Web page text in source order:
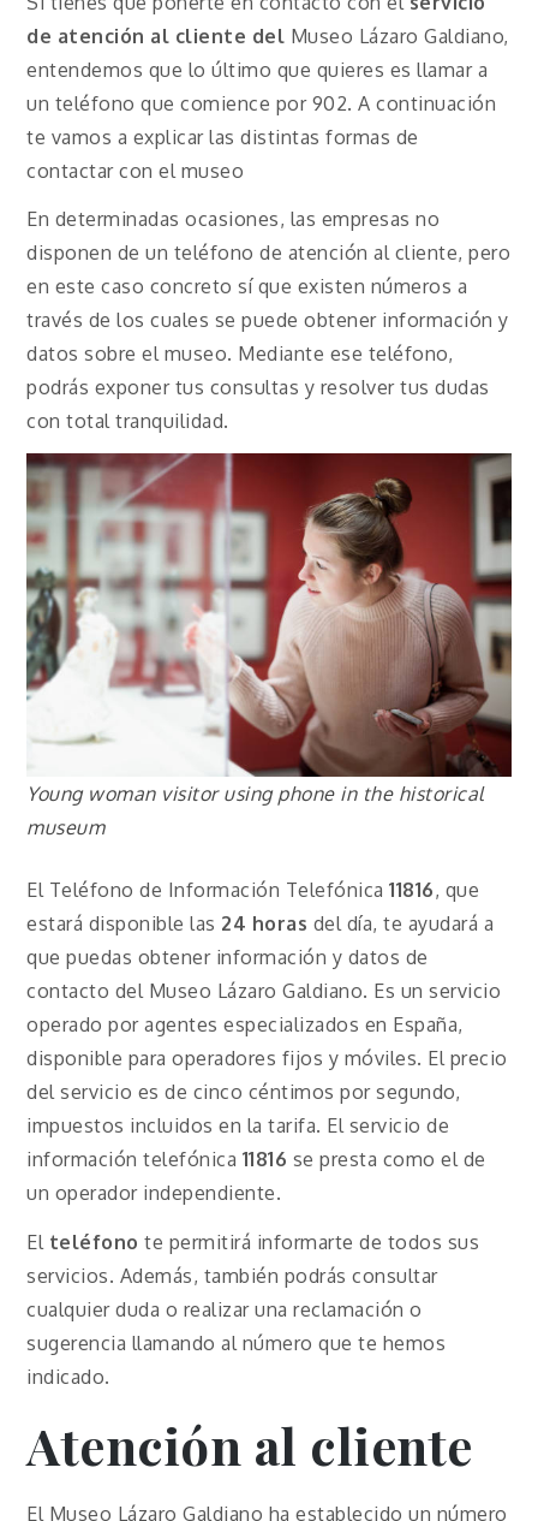
de atención al cliente del Museo Lázaro Galdiano,
entendemos que lo último que quieres es llamar a
un teléfono que comience por 902. A continuación
te vamos a explicar las distintas formas de
contactar con el museo
En determinadas ocasiones, las empresas no
disponen de un teléfono de atención al cliente, pero
en este caso concreto sí que existen números a
través de los cuales se puede obtener información y
datos sobre el museo. Mediante ese teléfono,
podrás exponer tus consultas y resolver tus dudas
con total tranquilidad.
Young woman visitor using phone in the historical
museum
El Teléfono de Información Telefónica11816, que
estará disponible las 24 horas del día, te ayudará a
que puedas obtener información y datos de
contacto del Museo Lázaro Galdiano. Es un servicio
operado por agentes especializados en España,
disponible para operadores fijos y móviles. El precio
del servicio es de cinco céntimos por segundo,
impuestos incluidos en la tarifa. El servicio de
información telefónica 11816 se presta como el de
un operador independiente.
El teléfono te permitirá informarte de todos sus
servicios. Además, también podrás consultar
cualquier duda o realizar una reclamación o
sugerencia llamando al número que te hemos
indicado.
Atención al cliente
El Museo Lázaro Galdiano ha establecido un número